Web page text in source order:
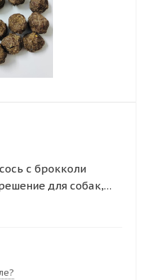
с брокколи
для собак,